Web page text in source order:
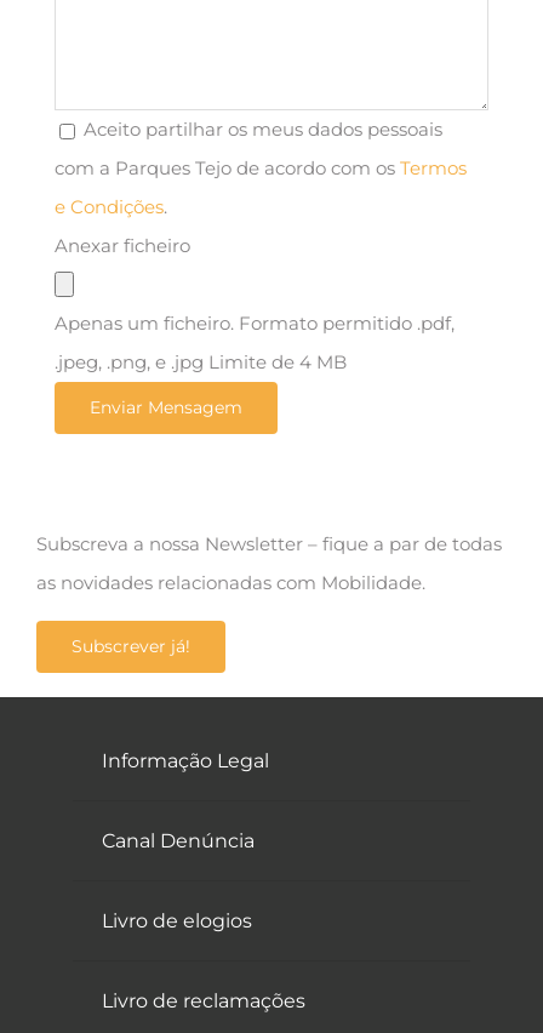
Aceito partilhar os meus dados pessoais
com a Parques Tejo de acordo com os Termos
e Condições.
Anexar ficheiro
Apenas um ficheiro. Formato permitido .pdf,
.jpeg, .png, e .jpg Limite de 4 MB
Subscreva a nossa Newsletter – fique a par de todas
as novidades relacionadas com Mobilidade.
Subscrever já!
Informação Legal
Canal Denúncia
Livro de elogios
Livro de reclamações